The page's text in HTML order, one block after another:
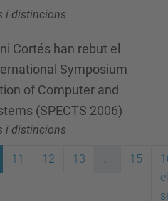
i distincions
Cortés han rebut el
Symposium
of Computer and
(SPECTS 2006)
i distincions
11 12 13 ... 15